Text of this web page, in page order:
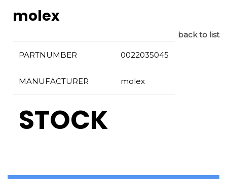
molex
back to list
PARTNUMBER 0022035045
MANUFACTURER molex
STOCK